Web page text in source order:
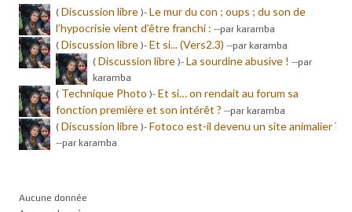
( Discussion libre )- Le mur du con ; oups ; du son de
l’hypocrisie vient d’être franchi : --par karamba
( Discussion libre )- Et si... (Vers2.3) --par karamba
( Discussion libre )- La sourdine abusive ! --par
karamba
( Technique Photo )- Et si… on rendait au forum sa
fonction première et son intérêt ? --par karamba
( Discussion libre )- Fotoco est-il devenu un site animalier ?
--par karamba
Aucune donnée